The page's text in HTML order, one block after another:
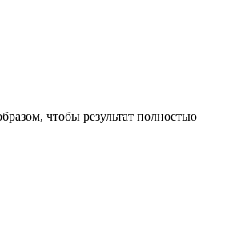
чтобы результат полностью